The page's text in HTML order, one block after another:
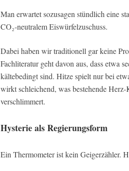
Man erwartet sozusagen stündlich eine
CO₂-neutralem Eiswürfelzuschuss.
Dabei haben wir traditionell gar keine
Fachliteratur geht davon aus, dass etwa
kältebedingt sind. Hitze spielt nur bei
wirkt schleichend, was bestehende
verschlimmert.
Hysterie als Regierungsform
Ein Thermometer ist kein Geigerzähler.